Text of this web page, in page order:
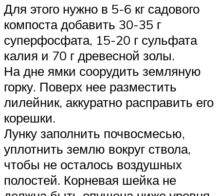
Для этого нужно в 5-6 кг садового
компоста добавить 30-35 г
суперфосфата, 15-20 г сульфата
калия и 70 г древесной золы.
На дне ямки соорудить земляную
горку. Поверх нее разместить
лилейник, аккуратно расправить его
корешки.
Лунку заполнить почвосмесью,
уплотнить землю вокруг ствола,
чтобы не осталось воздушных
полостей. Корневая шейка не